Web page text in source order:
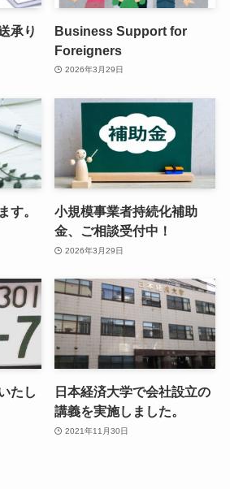
承り
Business Support for
Foreigners
2026年3月29日
す。
小規模事業者持続化補助
金、ご相談受付中！
2026年3月29日
たし
日本経済大学で会社設立の
講義を実施しました。
2021年11月30日